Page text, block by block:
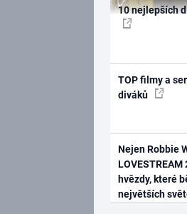
10 nejlepších
TOP filmy a
diváků
Nejen Robbie
hvězdy, které
největších